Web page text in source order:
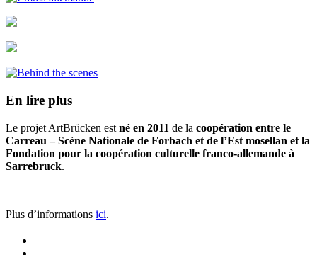
En lire plus
Le projet ArtBrücken est né en 2011 de la coopération entre le
Carreau – Scène Nationale de Forbach et de l’Est mosellan et la
Fondation pour la coopération culturelle franco-allemande à
Sarrebruck.
Plus d’informations ici.